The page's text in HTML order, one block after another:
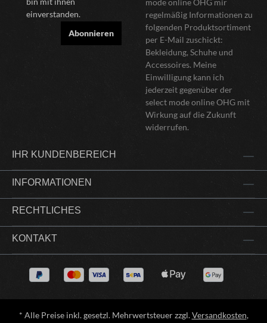
einverstanden.
Abonnieren
mode online OHG mir
regelmäßig Informationen zu
folgenden Produktsortiment
per E-Mail zuschickt:
Bekleidung, Schuhe und
Accessoires. Meine
Einwilligung kann ich
jederzeit gegenüber der
select mode online OHG mit
Wirkung auf die Zukunft
widerrufen.
IHR KUNDENBEREICH
INFORMATIONEN
RECHTLICHES
KONTAKT
* Alle Preise inkl. gesetzl. Mehrwertsteuer zzgl.Versandkosten,